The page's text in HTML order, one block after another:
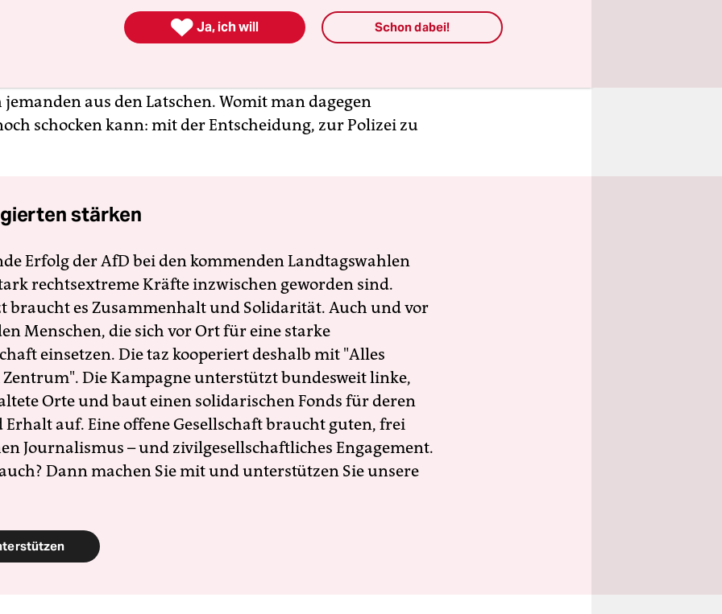
vom Spießertum, ein für alle Mal. Das Tattoo war ein
Tinte auf Haut verfasst: stay rebel, stay rude. Das war mal.
aus den Latschen. Womit man dagegen
schocken kann: mit der Entscheidung, zur Polizei zu
stärken
Erfolg der AfD bei den kommenden Landtagswahlen
rechtsextreme Kräfte inzwischen geworden sind.
braucht es Zusammenhalt und Solidarität. Auch und vor
Menschen, die sich vor Ort für eine starke
einsetzen. Die taz kooperiert deshalb mit "Alles
Die Kampagne unterstützt bundesweit linke,
Orte und baut einen solidarischen Fonds für deren
Erhalt auf. Eine offene Gesellschaft braucht guten, frei
Journalismus – und zivilgesellschaftliches Engagement.
Dann machen Sie mit und unterstützen Sie unsere
 Ja, ich will Schon dabei!